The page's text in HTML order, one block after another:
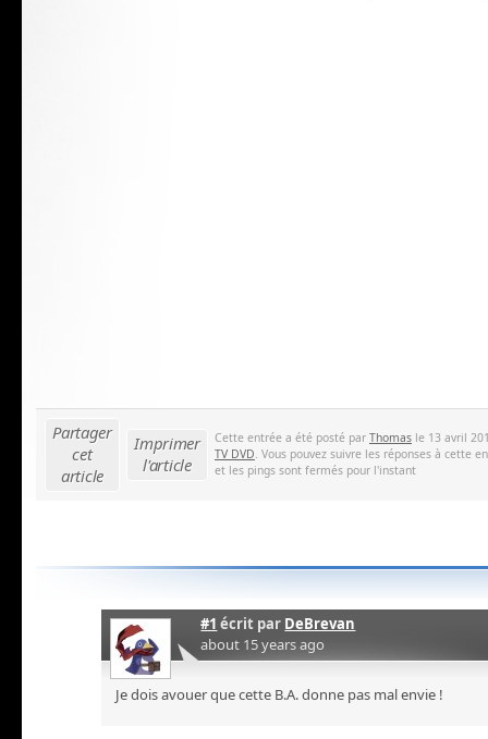
Partager
cet
article
Imprimer
l'article
Cette entrée a été posté par Thomas le 13 avril
TV DVD . Vous pouvez suivre les réponses à cette
et les pings sont fermés pour l'instant
#1 écrit par DeBrevan
about 15 years ago
Je dois avouer que cette B.A. donne pas mal envie !